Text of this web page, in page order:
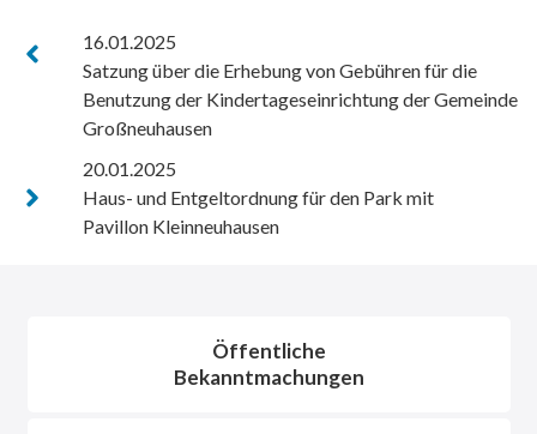
16.01.2025
Satzung über die Erhebung von Gebühren für die
Benutzung der Kindertageseinrichtung der Gemeinde
Großneuhausen
20.01.2025
Haus- und Entgeltordnung für den Park mit
Pavillon Kleinneuhausen
Öffentliche
Bekanntmachungen